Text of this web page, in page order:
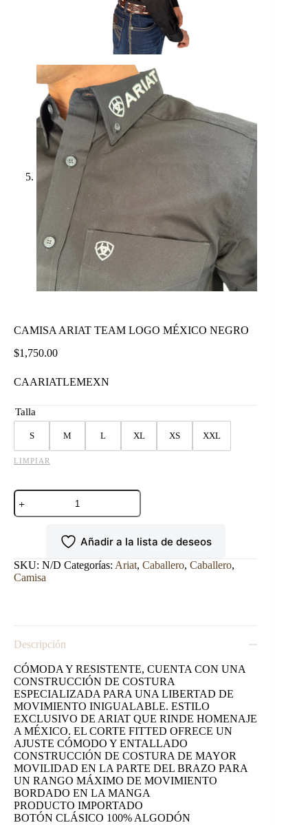
CAMISA ARIAT TEAM LOGO MÉXICO NEGRO
$1,750.00
CAARIATLEMEXN
Talla
S M L XL XS XXL
LIMPIAR
CAMISA
ARIAT
TEAM
cantidad
Añadir a la lista de deseos
SKU: N/D Categorías: Ariat, Caballero, Caballero,
Camisa
Descripción
CÓMODA Y RESISTENTE, CUENTA CON UNA
CONSTRUCCIÓN DE COSTURA
ESPECIALIZADA PARA UNA LIBERTAD DE
MOVIMIENTO INIGUALABLE. ESTILO
EXCLUSIVO DE ARIAT QUE RINDE HOMENAJE
A MÉXICO. EL CORTE FITTED OFRECE UN
AJUSTE CÓMODO Y ENTALLADO
CONSTRUCCIÓN DE COSTURA DE MAYOR
MOVILIDAD EN LA PARTE DEL BRAZO PARA
UN RANGO MÁXIMO DE MOVIMIENTO
BORDADO EN LA MANGA
PRODUCTO IMPORTADO
BOTÓN CLÁSICO 100% ALGODÓN